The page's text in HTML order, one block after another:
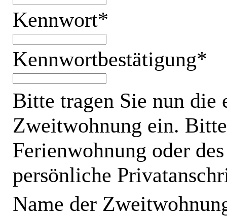
Kennwort*
Kennwortbestätigung*
Bitte tragen Sie nun die
Zweitwohnung ein.
Ferienwohnung oder
persönliche
Name der